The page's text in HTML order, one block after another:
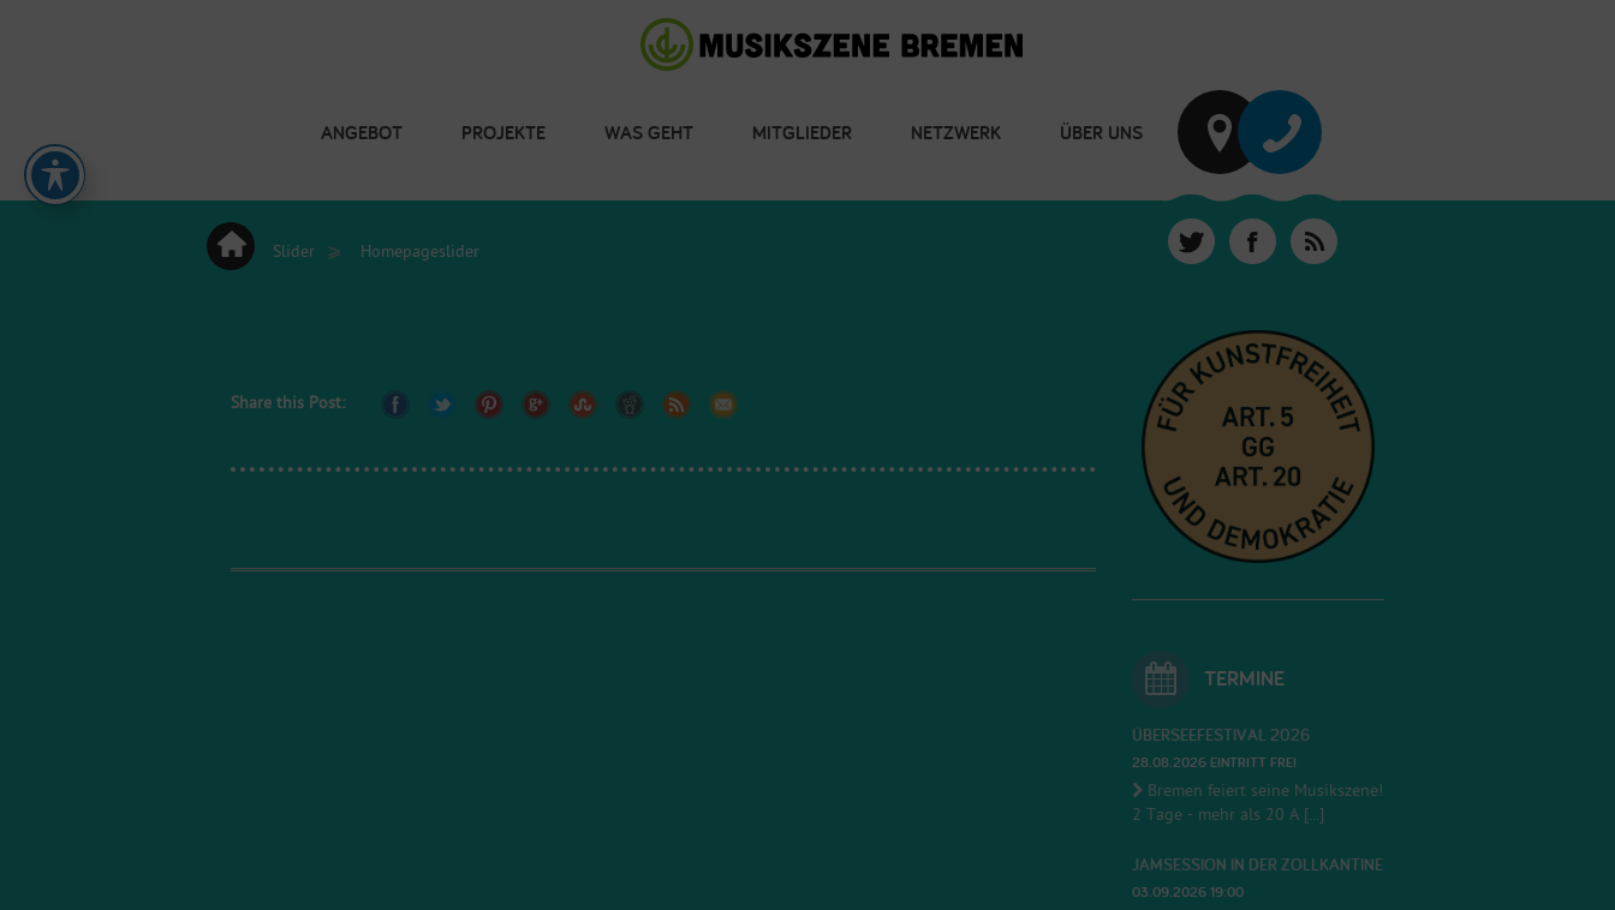
ANGEBOT PROJEKTE WAS GEHT MITGLIEDER NETZWERK ÜBER UNS
Slider ⩾ Homepageslider
Share this Post:
TERMINE
ÜBERSEEFESTIVAL 2026
28.08.2026 EINTRITT FREI
Bremen feiert seine Musikszene!
2 Tage - mehr als 20 A [...]
JAMSESSION IN DER ZOLLKANTINE
03.09.2026 19:00